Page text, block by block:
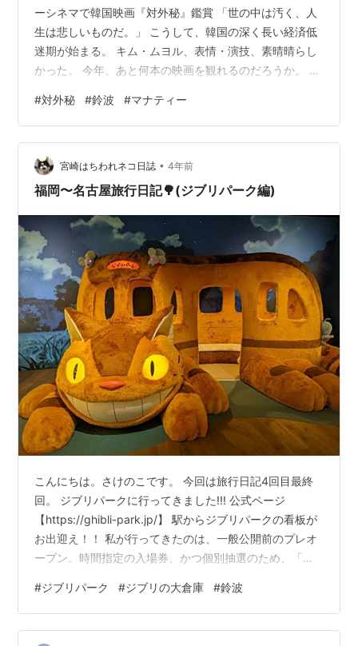
ーシネマで韓国映画『対外秘』鑑賞 「世の中は汚く、人
生は悲しいものだ。」 こうして、韓国の深く長い経済低
迷期が始まる。 キム・ムヨル、表情・演技、素晴晴らし
かった。 今年、あと何本の映画を観れるのだろうか。 あ
の前に。 松坂屋名古屋店地下の名店『鈴波』にて。 御座
候の前のお店ね。 もちろんマナティーと。 鈴波 魚介み
りん粕漬 大和屋守口漬総本家の漬ける技を魚に生かした
人気の逸品 二人とも、銀だら定食にお豆腐を付けた。 ほ
んとめちゃくちゃ美味しいお店。 ママと松坂屋行くとき
#対外秘 #鈴波 #マナティー
宮崎はちわれネコ日誌 • 4年前
福岡〜名古屋旅行日記🌳(ジブリパーク編)
こんにちは。さけのこです。 今回は旅行日記4回目最終
回。 ジブリパークに行ってきました!!! 公式ページ
【https://ghibli-park.jp/】 駅からジブリパークの看板が
お出迎え！！ 私が行ってきたのは、一般公開前のプレオ
ープン。時間指定の入場券、かつ個別抽選のため、「大
定＆個別抽選というのは、行く側からすると予定が組み
にくいので、全部回れるプランが出るのを期待しており
ます。……どんどこ森も行きたかった……!! 愛・地球博記
#ジブリパーク #ジブリの大倉庫 #鈴波